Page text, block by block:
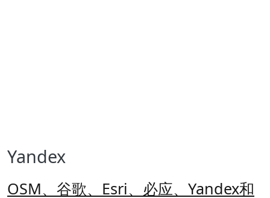
Yandex
OSM、谷歌、Esri、必应、Yandex和